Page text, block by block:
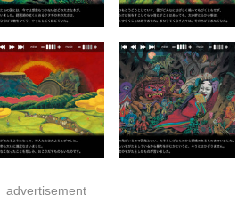
advertisement